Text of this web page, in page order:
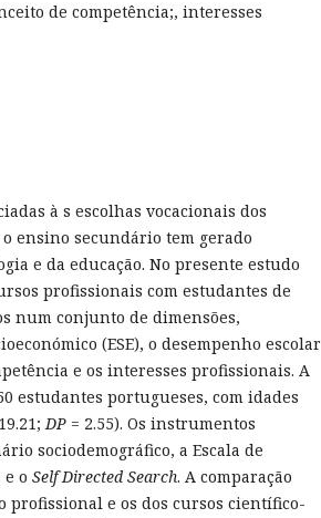
de competência;, interesses
à s escolhas vocacionais dos
ensino secundário tem gerado
e da educação. No presente estudo
profissionais com estudantes de
num conjunto de dimensões,
(ESE), o desempenho escolar
e os interesses profissionais. A
estudantes portugueses, com idades
DP = 2.55). Os instrumentos
sociodemográfico, a Escala de
o Self Directed Search. A comparação
profissional e os dos cursos científico-